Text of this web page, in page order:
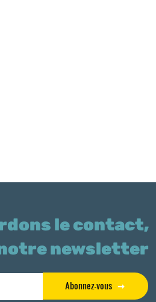
le contact,
newsletter
Abonnez-vous